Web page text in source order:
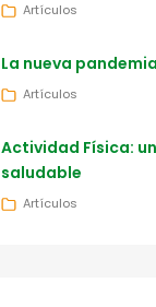
Artículos
La nueva
Artículos
Actividad Física:
saludable
Artículos